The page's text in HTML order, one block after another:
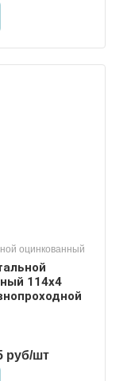
оцинкованный
114х4
руб/шт